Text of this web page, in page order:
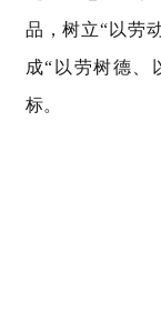
品，树立“ 以劳
成“ 以劳树德、
标。